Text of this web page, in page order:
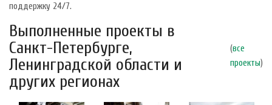
поддержку 24/7.
Выполненные проекты в
Санкт-Петербурге,
Ленинградской области и
других регионах
(все
проекты)